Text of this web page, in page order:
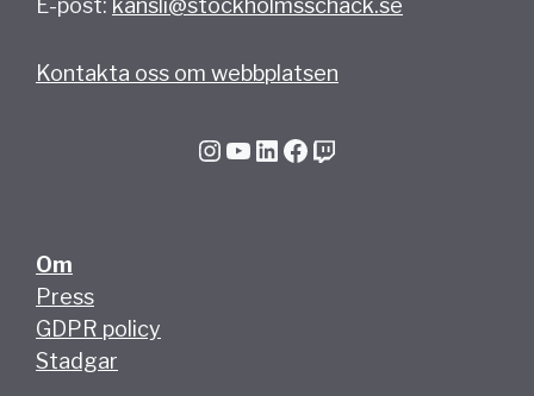
E-post: kansli@stockholmsschack.se
Kontakta oss om webbplatsen
InstagramYouTube LinkedIn Facebook Twitch
Om
Press
GDPR policy
Stadgar